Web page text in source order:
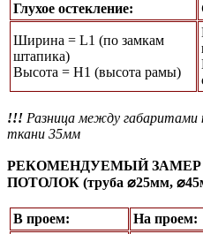
Глухое остекление:
Ширина = L1 (по замкам
штапика)
Высота = Н1 (высота рамы)
!!! Разница между
ткани 35мм
РЕКОМЕНДУЕМЫЙ
ПОТОЛОК (труба ⌀25мм,
В проем: На проем: